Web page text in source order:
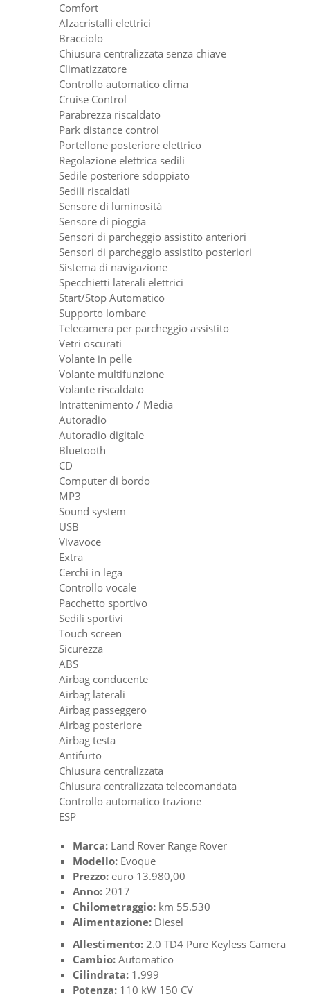
Comfort
Alzacristalli elettrici
Bracciolo
Chiusura centralizzata senza chiave
Climatizzatore
Controllo automatico clima
Cruise Control
Parabrezza riscaldato
Park distance control
Portellone posteriore elettrico
Regolazione elettrica sedili
Sedile posteriore sdoppiato
Sedili riscaldati
Sensore di luminosità
Sensore di pioggia
Sensori di parcheggio assistito anteriori
Sensori di parcheggio assistito posteriori
Sistema di navigazione
Specchietti laterali elettrici
Start/Stop Automatico
Supporto lombare
Telecamera per parcheggio assistito
Vetri oscurati
Volante in pelle
Volante multifunzione
Volante riscaldato
Intrattenimento / Media
Autoradio
Autoradio digitale
Bluetooth
CD
Computer di bordo
MP3
Sound system
USB
Vivavoce
Extra
Cerchi in lega
Controllo vocale
Pacchetto sportivo
Sedili sportivi
Touch screen
Sicurezza
ABS
Airbag conducente
Airbag laterali
Airbag passeggero
Airbag posteriore
Airbag testa
Antifurto
Chiusura centralizzata
Chiusura centralizzata telecomandata
Controllo automatico trazione
ESP
Marca: Land Rover Range Rover
Modello: Evoque
Prezzo: euro 13.980,00
Anno: 2017
Chilometraggio: km 55.530
Alimentazione: Diesel
Allestimento: 2.0 TD4 Pure Keyless Camera
Cambio: Automatico
Cilindrata: 1.999
Potenza: 110 kW 150 CV